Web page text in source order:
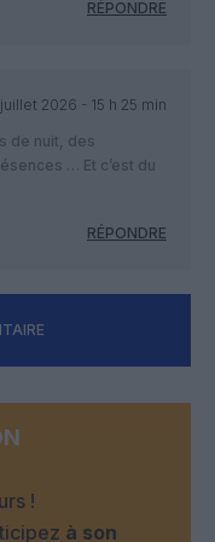
RÉPONDRE
2026 - 15 h 25 min
de nuit, des
… Et c’est du
RÉPONDRE
!
à son